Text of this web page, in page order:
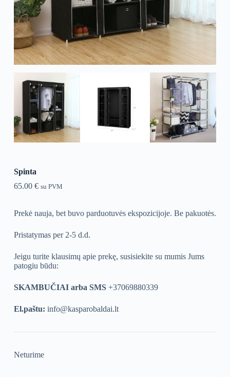
Spinta
65.00 € su PVM
Prekė nauja, bet buvo parduotuvės ekspozicijoje. Be pakuotės.
Pristatymas per 2-5 d.d.
Jeigu turite klausimų apie prekę, susisiekite su mumis Jums
patogiu būdu:
SKAMBUČIAI arba SMS+37069880339
El.paštu: info@kasparobaldai.lt
Neturime